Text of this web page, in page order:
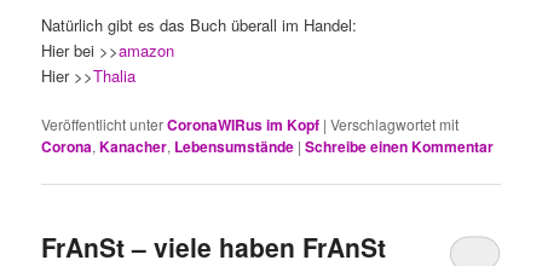
Natürlich gibt es das Buch überall im Handel:
Hier bei >>amazon
Hier >>Thalia
Veröffentlicht unterCoronaWIRus im Kopf |Verschlagwortet mit
Corona,Kanacher, Lebensumstände |Schreibe einen Kommentar
FrAnSt – viele haben FrAnSt